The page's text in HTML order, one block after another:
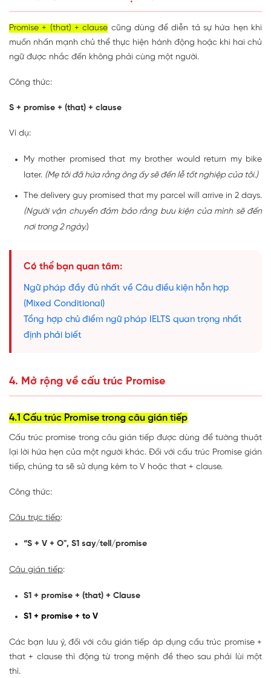
Promise + (that) + clause cũng dùng để diễn tả sự hứa hẹn khi
muốn nhấn mạnh chủ thể thực hiện hành động hoặc khi hai chủ
ngữ được nhắc đến không phải cùng một người.
Công thức:
S + promise + (that) + clause
Ví dụ:
My mother promised that my brother would return my bike
later. (Mẹ tôi đã hứa rằng ông ấy sẽ đến lễ tốt nghiệp của tôi.)
The delivery guy promised that my parcel will arrive in 2 days.
(Người vận chuyển đảm bảo rằng bưu kiện của mình sẽ đến
nơi trong 2 ngày.)
Có thể bạn quan tâm:
Ngữ pháp đầy đủ nhất về Câu điều kiện hỗn hợp
(Mixed Conditional)
Tổng hợp chủ điểm ngữ pháp IELTS quan trọng nhất
định phải biết
4. Mở rộng về cấu trúc Promise
4.1 Cấu trúc Promise trong câu gián tiếp
Cấu trúc promise trong câu gián tiếp được dùng để tường thuật
lại lời hứa hẹn của một người khác. Đối với cấu trúc Promise gián
tiếp, chúng ta sẽ sử dụng kèm to V hoặc that + clause.
Công thức:
Câu trực tiếp:
“S + V + O", S1 say/tell/promise
Câu gián tiếp:
S1 + promise + (that) + Clause
S1 + promise + to V
Các bạn lưu ý, đối với câu gián tiếp áp dụng cấu trúc promise +
that + clause thì động từ trong mệnh đề theo sau phải lùi một
thì.